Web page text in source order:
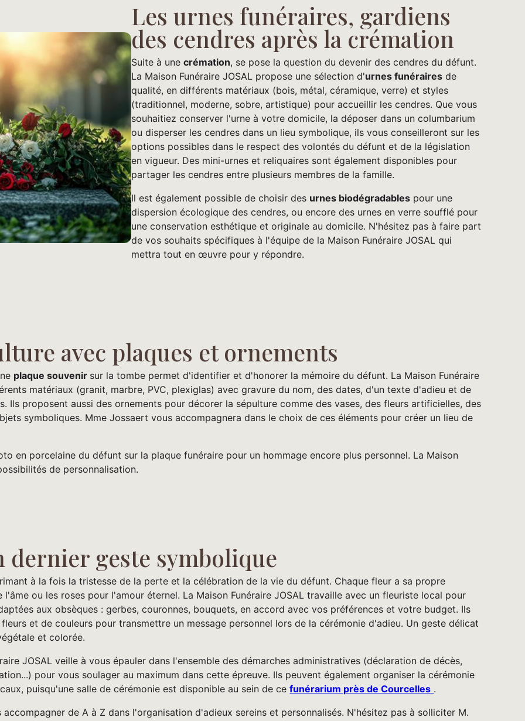
Les urnes funéraires, gardiens
des cendres après la crémation
Suite à une crémation, se pose la question du devenir des cendres du défunt.
La Maison Funéraire JOSAL propose une sélection d'urnes funéraires de
qualité, en différents matériaux (bois, métal, céramique, verre) et styles
(traditionnel, moderne, sobre, artistique) pour accueillir les cendres. Que vous
souhaitiez conserver l'urne à votre domicile, la déposer dans un columbarium
ou disperser les cendres dans un lieu symbolique, ils vous conseilleront sur les
options possibles dans le respect des volontés du défunt et de la législation
en vigueur. Des mini-urnes et reliquaires sont également disponibles pour
partager les cendres entre plusieurs membres de la famille.
Il est également possible de choisir des urnes biodégradables pour une
dispersion écologique des cendres, ou encore des urnes en verre soufflé pour
une conservation esthétique et originale au domicile. N'hésitez pas à faire part
de vos souhaits spécifiques à l'équipe de la Maison Funéraire JOSAL qui
mettra tout en œuvre pour y répondre.
avec plaques et ornements
plaque souvenir sur la tombe permet d'identifier et d'honorer la mémoire du défunt. La Maison Funéraire
matériaux (granit, marbre, PVC, plexiglas) avec gravure du nom, des dates, d'un texte d'adieu et de
Ils proposent aussi des ornements pour décorer la sépulture comme des vases, des fleurs artificielles, des
symboliques. Mme Jossaert vous accompagnera dans le choix de ces éléments pour créer un lieu de
en porcelaine du défunt sur la plaque funéraire pour un hommage encore plus personnel. La Maison
de personnalisation.
geste symbolique
à la fois la tristesse de la perte et la célébration de la vie du défunt. Chaque fleur a sa propre
ou les roses pour l'amour éternel. La Maison Funéraire JOSAL travaille avec un fleuriste local pour
aux obsèques : gerbes, couronnes, bouquets, en accord avec vos préférences et votre budget. Ils
et de couleurs pour transmettre un message personnel lors de la cérémonie d'adieu. Un geste délicat
et colorée.
JOSAL veille à vous épauler dans l'ensemble des démarches administratives (déclaration de décès,
pour vous soulager au maximum dans cette épreuve. Ils peuvent également organiser la cérémonie
puisqu'une salle de cérémonie est disponible au sein de cefunérarium près de Courcelles .
de A à Z dans l'organisation d'adieux sereins et personnalisés. N'hésitez pas à solliciter M.